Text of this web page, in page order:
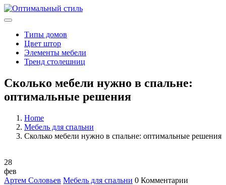
Типы домов
Цвет штор
Элементы мебели
Тренд столешниц
Сколько мебели нужно в спальне:
оптимальные решения
Home
Мебель для спальни
Сколько мебели нужно в спальне: оптимальные решения
28
фев
Артем Соловьев Мебель для спальни 0 Комментарии